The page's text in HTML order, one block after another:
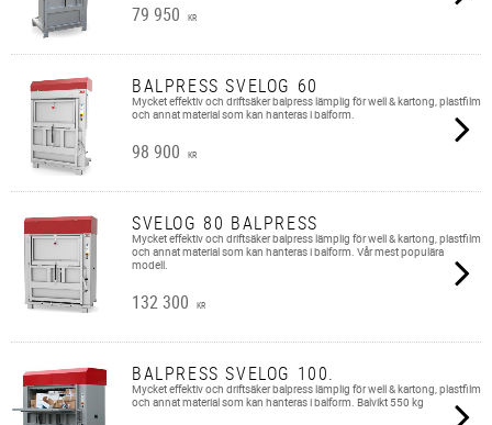
79 950 KR
BALPRESS SVELOG 60
Mycket effektiv och driftsäker balpress lämplig för well & kartong, plastfilm
och annat material som kan hanteras i balform.
98 900 KR
SVELOG 80 BALPRESS
Mycket effektiv och driftsäker balpress lämplig för well & kartong, plastfilm
och annat material som kan hanteras i balform. Vår mest populära
modell.
132 300 KR
BALPRESS SVELOG 100.
Mycket effektiv och driftsäker balpress lämplig för well & kartong, plastfilm
och annat material som kan hanteras i balform. Balvikt 550 kg